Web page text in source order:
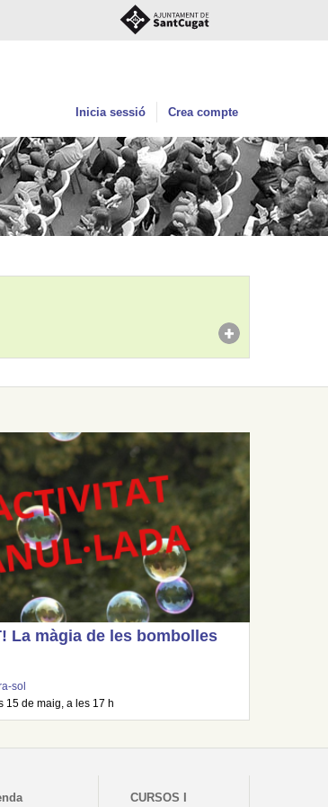
Inicia sessió Crea compte
La màgia de les bombolles
sol
15 de maig, a les 17 h
CURSOS I